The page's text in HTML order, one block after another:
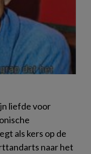
liefde voor
als kers op de
naar het